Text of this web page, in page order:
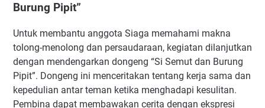
Burung Pipit”
Untuk membantu anggota Siaga memahami makna
tolong-menolong dan persaudaraan, kegiatan dilanjutkan
dengan mendengarkan dongeng “Si Semut dan Burung
Pipit”. Dongeng ini menceritakan tentang kerja sama dan
kepedulian antar teman ketika menghadapi kesulitan.
Pembina dapat membawakan cerita dengan ekspresi